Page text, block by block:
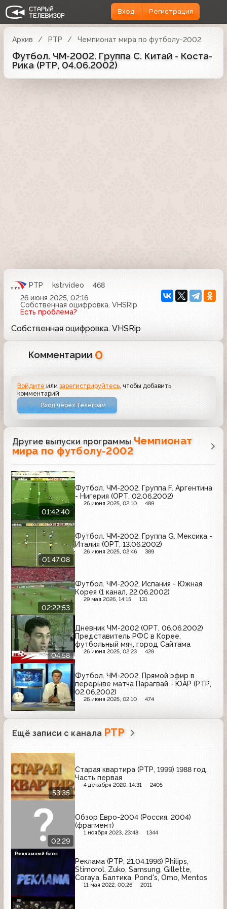
Вход Регистрация
Архив РТР Чемпионат мира по футболу-2002
Футбол. ЧМ-2002. Группа C. Китай - Коста-
Рика (РТР, 04.06.2002)
РТР kstrvideo
468
26 июня 2025, 02:16
Собственная оцифровка. VHSRip
Есть проблема?
Собственная оцифровка. VHSRip
Комментарии 0
Войдите илизарегистрируйтесь , чтобы добавить
комментарий
Вход через Телеграм
Другие выпуски программы Чемпионат
мира по футболу-2002
01:42:40
Футбол. ЧМ-2002. Группа F. Аргентина
- Нигерия (ОРТ, 02.06.2002)
26 июня 2025, 02:10 489
01:47:08
Футбол. ЧМ-2002. Группа G. Мексика -
Италия (ОРТ, 13.06.2002)
26 июня 2025, 02:46 389
02:22:53
Футбол. ЧМ-2002. Испания - Южная
Корея (1 канал, 22.06.2002)
29 мая 2026, 14:15 131
04:58
Дневник ЧМ-2002 (ОРТ, 06.06.2002)
Представитель РФС в Корее,
футбольный мяч, город Сайтама
26 июня 2025, 02:23 428
Футбол. ЧМ-2002. Прямой эфир в
перерыве матча Парагвай - ЮАР (РТР,
02.06.2002)
26 июня 2025, 02:10 474
Ещё записи с канала РТР
53:35
Старая квартира (РТР, 1999) 1988 год.
Часть первая
4 декабря 2020, 14:31 2405
02:29
Обзор Евро-2004 (Россия, 2004)
(фрагмент)
1 ноября 2023, 23:48 1344
Реклама (РТР, 21.04.1996) Philips,
Stimorol, Zuko, Samsung, Gillette,
Coraya, Балтика, Pond's, Omo, Mentos
11 мая 2022, 00:26 2011
Рекламный блок